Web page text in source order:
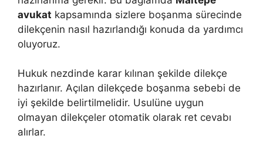
avukat kapsamında sizlere boşanma sürecinde
dilekçenin nasıl hazırlandığı konuda da yardımcı
oluyoruz.
Hukuk nezdinde karar kılınan şekilde dilekçe
hazırlanır. Açılan dilekçede boşanma sebebi de
iyi şekilde belirtilmelidir. Usulüne uygun
olmayan dilekçeler otomatik olarak ret cevabı
alırlar.